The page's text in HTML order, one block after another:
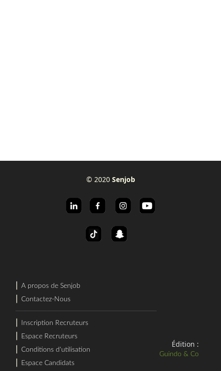
© 2020 Senjob
⎜A propos de Senjob
⎜Contactez-Nous
Inscription Recruteurs
Espace Recruteurs
⎜Conditions d'utilisation
Espace Candidats
Édition :
Guindo & Co